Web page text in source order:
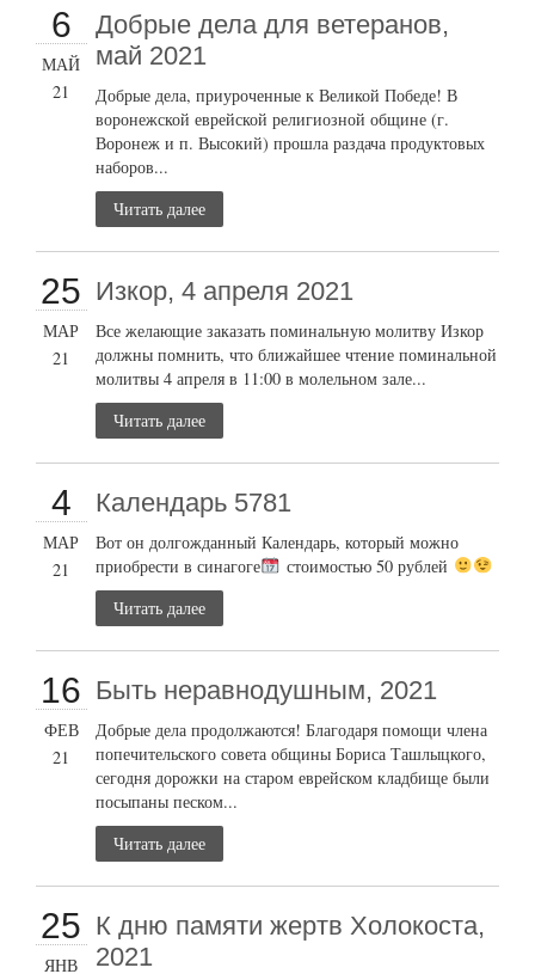
6
МАЙ
21
Добрые дела для ветеранов,
май 2021
Добрые дела, приуроченные к Великой Победе! В
воронежской еврейской религиозной общине (г.
Воронеж и п. Высокий) прошла раздача продуктовых
наборов...
Читать далее
25
МАР
21
Изкор, 4 апреля 2021
Все желающие заказать поминальную молитву Изкор
должны помнить, что ближайшее чтение поминальной
молитвы 4 апреля в 11:00 в молельном зале...
Читать далее
4
МАР
21
Календарь 5781
Вот он долгожданный Календарь, который можно
приобрести в синагоге
стоимостью 50 рублей
Читать далее
16
ФЕВ
21
Быть неравнодушным, 2021
Добрые дела продолжаются! Благодаря помощи члена
попечительского совета общины Бориса Ташлыцкого,
сегодня дорожки на старом еврейском кладбище были
посыпаны песком...
Читать далее
25
ЯНВ
К дню памяти жертв Холокоста,
2021